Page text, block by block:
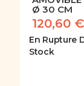
Ø 30 CM
120,60 €
En Rupture
Stock